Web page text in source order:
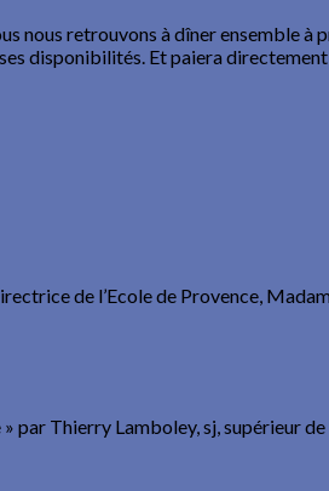
nous retrouvons à dîner ensemble
disponibilités. Et paiera
de l’Ecole de Provence,
par Thierry Lamboley, sj, supérieur